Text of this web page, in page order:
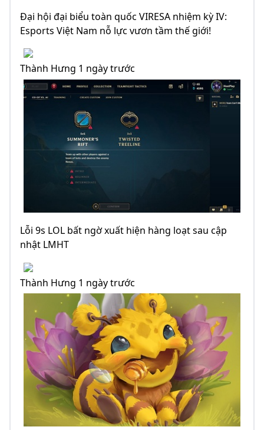
Đại hội đại biểu toàn quốc VIRESA nhiệm kỳ IV:
Esports Việt Nam nỗ lực vươn tầm thế giới!
Thành Hưng 1 ngày trước
Lỗi 9s LOL bất ngờ xuất hiện hàng loạt sau cập
nhật LMHT
Thành Hưng 1 ngày trước